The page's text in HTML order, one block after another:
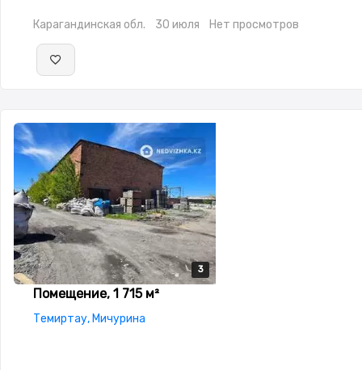
Карагандинская обл. 30 июля Нет просмотров
3
3
3
Помещение, 1 715 м²
Темиртау, Мичурина